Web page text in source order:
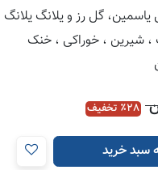
گل رز و یلانگ یلانگ
، شیرین ، خوراکی ، خنک
28٪ تخفیف
سبد خرید